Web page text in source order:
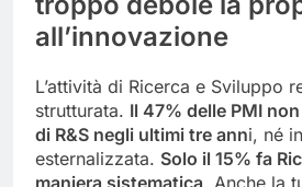
all’innovazione
L’attività di Ricerca e Sviluppo
strutturata. Il 47% delle PMI
di R&S negli ultimi tre anni, né
esternalizzata. Solo il 15% fa
maniera sistematica. Anche la